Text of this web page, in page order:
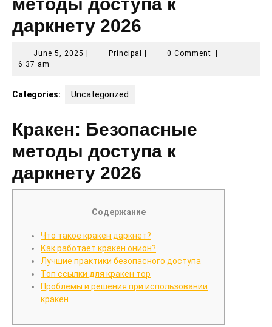
даркнету 2026
June 5, 2025 June
Principal Principal0 Comment
6:37 am
Categories: Uncategorized
Кракен: Безопасные
методы доступа к
даркнету 2026
Содержание
Что такое кракен даркнет?
Как работает кракен онион?
Лучшие практики безопасного доступа
Топ ссылки для кракен тор
Проблемы и решения при использовании
кракен